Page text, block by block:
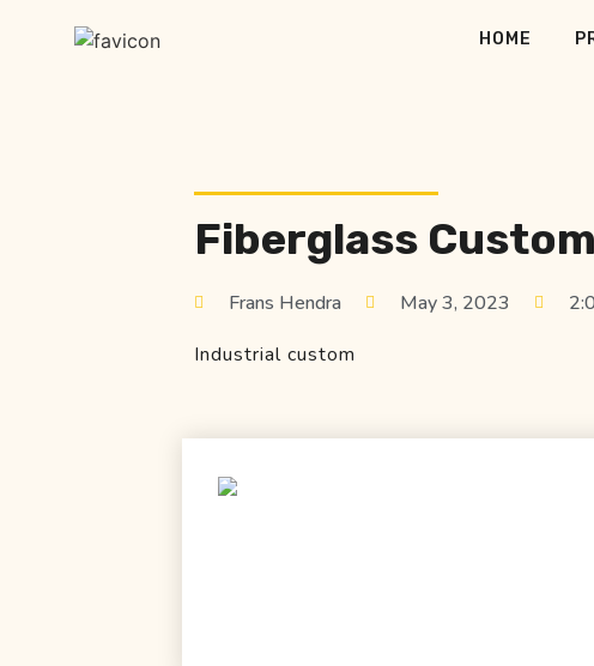
HOME
Fiberglass
Frans Hendra May 3, 2023
Industrial custom